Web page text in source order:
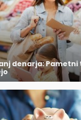
denarja: Pametni